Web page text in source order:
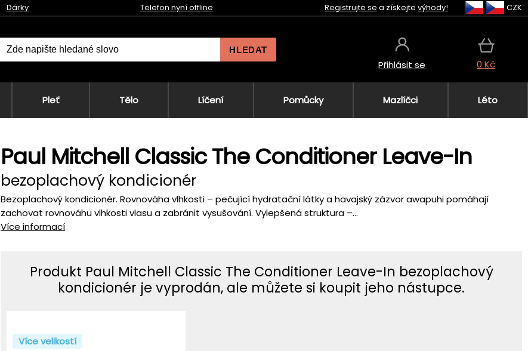
Dárky Telefon nyní offline Registrujte se a získejte výhody! CZK
HLEDAT
Přihlásit se 0 Kč
Pleť Tělo Líčení Pomůcky Mazlíčci Léto
Paul Mitchell Classic The Conditioner Leave-In
bezoplachový kondicionér
Bezoplachový kondicionér. Rovnováha vlhkosti – pečující hydratační látky a havajský zázvor awapuhi pomáhají
zachovat rovnováhu vlhkosti vlasu a zabránit vysušování. Vylepšená struktura –...
Více informací
Produkt Paul Mitchell Classic The Conditioner Leave-In bezoplachový
kondicionér je vyprodán, ale můžete si koupit jeho nástupce.
Více velikostí